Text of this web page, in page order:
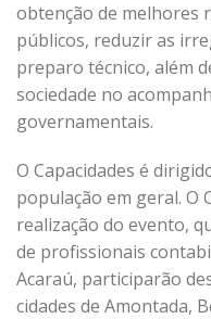
obtenção de melhores
públicos, reduzir as
preparo técnico, além
sociedade no
governamentais.
O Capacidades é
população em geral. O
realização do evento,
de profissionais
Acaraú, participarão
cidades de Amontada,